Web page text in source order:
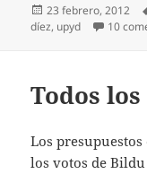
Publicado
el
23 febrero, 2012
díez, upyd 10
Todos
Los
los votos de Bildu